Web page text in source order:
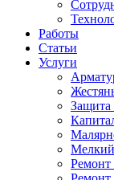
Работы
Статьи
Услуги
Защита
Мелкий
Ремонт